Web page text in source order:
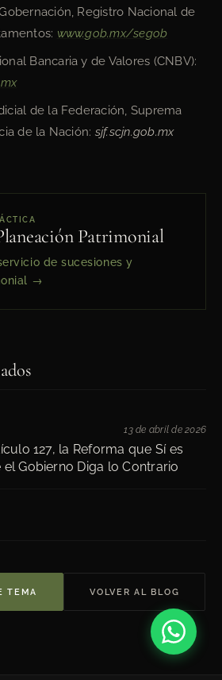
Registro Nacional de
www.gob.mx/segob
Bancaria y de Valores (CNBV):
de la Federación, Suprema
de la Nación: sjf.scjn.gob.mx
Patrimonial
de sucesiones y
→
127, la Reforma que Sí es
Gobierno Diga lo Contrario
13 de abril de 2026
TEMA VOLVER AL BLOG